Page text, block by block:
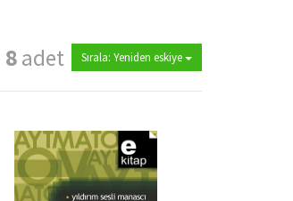
8adet Sırala: Yeniden eskiye